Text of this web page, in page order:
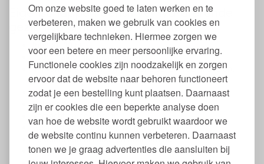
Om onze website goed te laten werken en te
verbeteren, maken we gebruik van cookies en
vergelijkbare technieken. Hiermee zorgen we
voor een betere en meer persoonlijke ervaring.
Functionele cookies zijn noodzakelijk en zorgen
ervoor dat de website naar behoren functioneert
zodat je een bestelling kunt plaatsen. Daarnaast
zijn er cookies die een beperkte analyse doen
van hoe de website wordt gebruikt waardoor we
de website continu kunnen verbeteren. Daarnaast
tonen we je graag advertenties die aansluiten bij
Eigenschappen Sensitive hydraterende
gezichtscrème gevoelige huid
Inhoud: 30 ml.
100% natuurlijke ingrediënten
Vrij van parabenen, synthetische conserveermiddelen,
synthetische geurstoffen en ftalaten
Parfumvrij
Kalmeert de huid
Verzacht en beschermt
Geschikt voor de droge en gevoelige huid
Te gebruiken als dag- en nachtcrème
Dierproefvrij